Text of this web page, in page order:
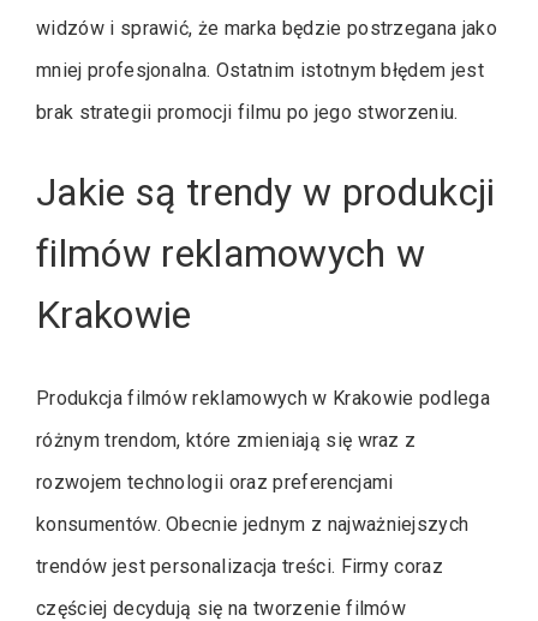
widzów i sprawić, że marka będzie postrzegana jako
mniej profesjonalna. Ostatnim istotnym błędem jest
brak strategii promocji filmu po jego stworzeniu.
Jakie są trendy w produkcji
filmów reklamowych w
Krakowie
Produkcja filmów reklamowych w Krakowie podlega
różnym trendom, które zmieniają się wraz z
rozwojem technologii oraz preferencjami
konsumentów. Obecnie jednym z najważniejszych
trendów jest personalizacja treści. Firmy coraz
częściej decydują się na tworzenie filmów